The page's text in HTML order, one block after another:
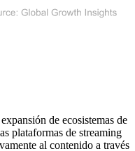
de ecosistemas de
plataformas de streaming
al contenido a través